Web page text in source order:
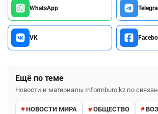
WhatsApp
VK
Ещё по теме
Новости и материалы Informburo.kz по
НОВОСТИ МИРА ОБЩЕСТВО ВОЗ